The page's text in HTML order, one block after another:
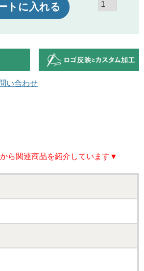
トに入れる
い合わせ
ら関連商品を紹介しています▼